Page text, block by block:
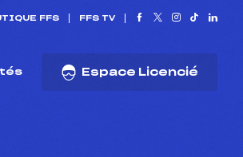
FFS FFS TV
Espace Licencié